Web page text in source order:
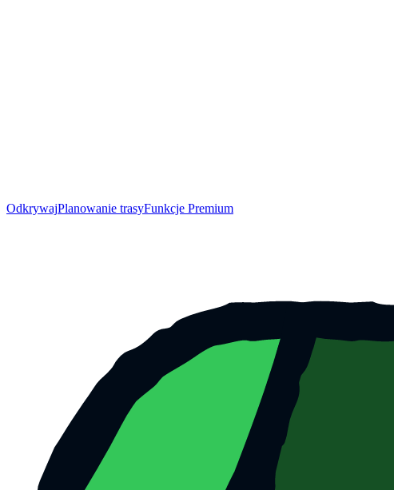
OdkrywajPlanowanie trasyFunkcje Premium